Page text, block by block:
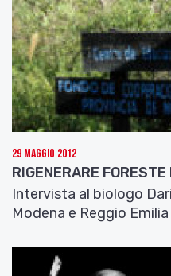
29 Maggio 2012
RIGENERARE
Intervista al biologo
Modena e Reggio Emilia